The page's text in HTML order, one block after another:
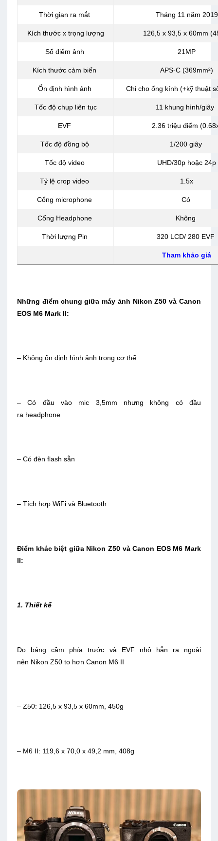
Thời gian ra mắt Tháng 11 năm 2019
Kích thước x trọng lượng 126,5 x 93,5 x 60mm
Số điểm ảnh 21MP
Kích thước cảm biến APS-C (369mm²)
Ổn định hình ảnh Chỉ cho ống kính (+kỹ thuật
Tốc độ chụp liên tục 11 khung hình/giây
EVF 2.36 triệu điểm
Tốc độ đồng bộ 1/200 giây
Tốc độ video UHD/30p hoặc 24p
Tỷ lệ crop video 1.5x
Cổng microphone Có
Cổng Headphone Không
Thời lượng Pin 320 LCD/ 280 EVF
Tham khảo giá
Những điểm chung giữa máy ảnh Nikon Z50 và Canon
EOS M6 Mark II:
– Không ổn định hình ảnh trong cơ thể
– Có đầu vào mic 3,5mm nhưng không có đầu
ra headphone
– Có đèn flash sẵn
– Tích hợp WiFi và Bluetooth
Điểm khác biệt giữa Nikon Z50 và Canon EOS M6 Mark
II:
1. Thiết kế
Do báng cầm phía trước và EVF nhô hẳn ra ngoài
nên Nikon Z50 to hơn Canon M6 II
– Z50: 126,5 x 93,5 x 60mm, 450g
– M6 II: 119,6 x 70,0 x 49,2 mm, 408g